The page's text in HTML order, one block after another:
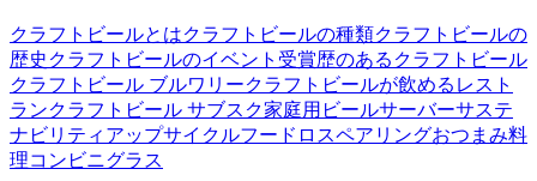
クラフトビールとはクラフトビールの種類クラフトビールの
歴史 クラフトビールのイベント 受賞歴のあるクラフトビール
クラフトビール ブルワリークラフトビールが飲めるレスト
ランクラフトビール サブスク家庭用ビールサーバーサステ
ナビリティ アップサイクルフードロスペアリングおつまみ料
理コンビニグラス